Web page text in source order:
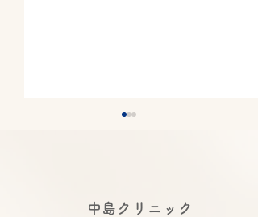
​中島クリニック